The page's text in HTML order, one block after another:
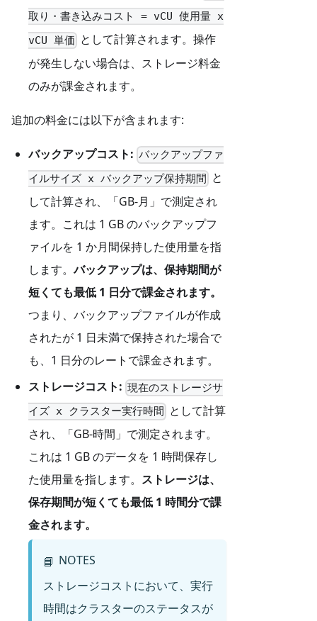
取り・書き込みコスト = vCU 使用量 x
vCU 単価 として計算されます。操作
が発生しない場合は、ストレージ料金
のみが課金されます。
追加の料金には以下が含まれます:
バックアップコスト: バックアップファ
イルサイズ x バックアップ保持期間 と
して計算され、「GB-月」で測定され
ます。これは 1 GB のバックアップフ
ァイルを 1 か月間保持した使用量を指
します。バックアップは、保持期間が
短くても最低 1 日分で課金されます。
つまり、バックアップファイルが作成
されたが 1 日未満で保持された場合で
も、1 日分のレートで課金されます。
ストレージコスト: 現在のストレージサ
イズ x クラスター実行時間
として計算
され、「GB-時間」で測定されます。
これは 1 GB のデータを 1 時間保存し
た使用量を指します。 ストレージは、
保存期間が短くても最低 1 時間分で課
金されます。
📘 NOTES
ストレージコストにおいて、実行
時間はクラスターのステータスが